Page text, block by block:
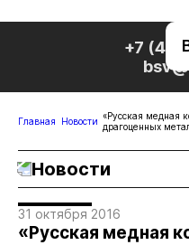
+7
Главная Новости «Русская медная
драгоценных
Новости
31 октября 2016
«Русская медная